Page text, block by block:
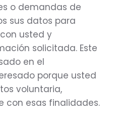
o demandas de
sus datos para
usted y
solicitada. Este
en el
porque usted
voluntaria,
con esas finalidades.